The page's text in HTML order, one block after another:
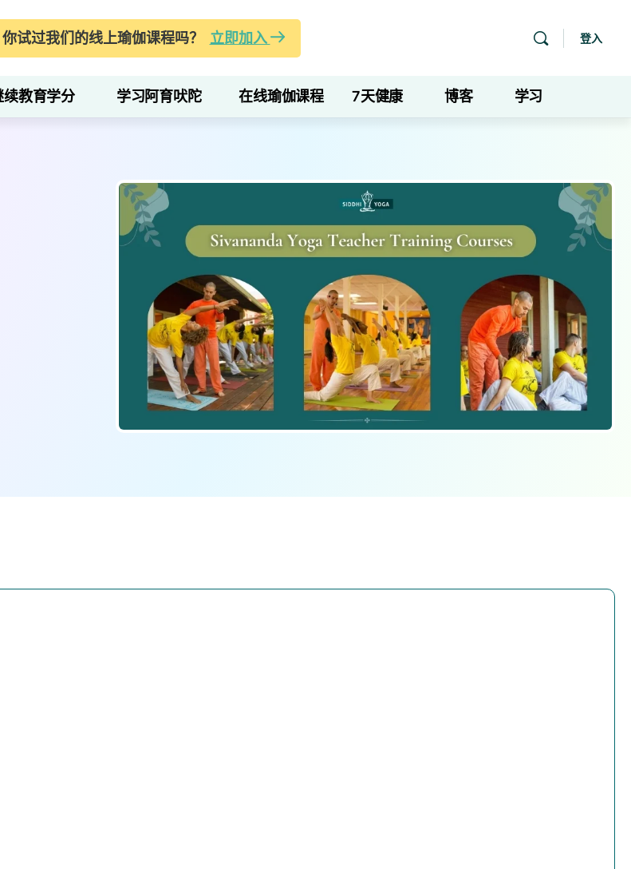
你试过我们的线上瑜伽课程吗？ 立即加入 登入
教育学分 学习阿育吠陀 在线瑜伽课程 7天健康 博客 学习